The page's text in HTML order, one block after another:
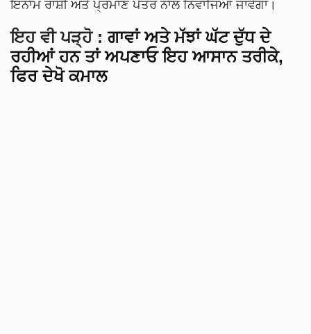
ਇਨਾਮ ਰਾਸ਼ੀ ਅਤੇ ਪ੍ਰਮਾਣ ਪੱਤਰ ਨਾਲ ਨਿਵਾਜਿਆ ਜਾਵੇਗਾ।
ਇਹ ਵੀ ਪੜ੍ਹੋ :ਗਾਵਾਂ ਅਤੇ ਮੱਝਾਂ ਘੱਟ ਦੁੱਧ ਦੇ
ਰਹੀਆਂ ਹਨ ਤਾਂ ਅਪਣਾਓ ਇਹ ਆਸਾਨ ਤਰੀਕੇ,
ਫਿਰ ਦੇਖੋ ਕਮਾਲ